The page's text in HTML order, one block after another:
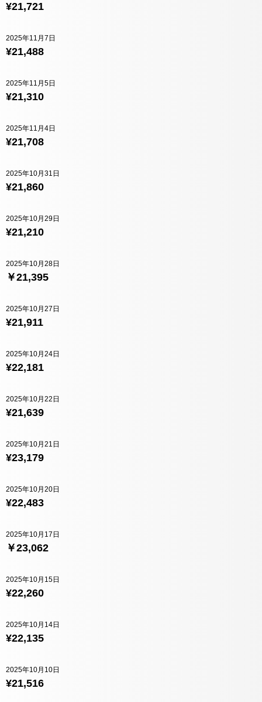
¥21,721
¥21,488
2025年11月7日
¥21,310
2025年11月5日
¥21,708
2025年11月4日
¥21,860
2025年10月31日
¥21,210
2025年10月29日
￥21,395
2025年10月28日
¥21,911
2025年10月27日
¥22,181
2025年10月24日
¥21,639
2025年10月22日
¥23,179
2025年10月21日
¥22,483
2025年10月20日
￥23,062
2025年10月17日
¥22,260
2025年10月15日
¥22,135
2025年10月14日
¥21,516
2025年10月10日